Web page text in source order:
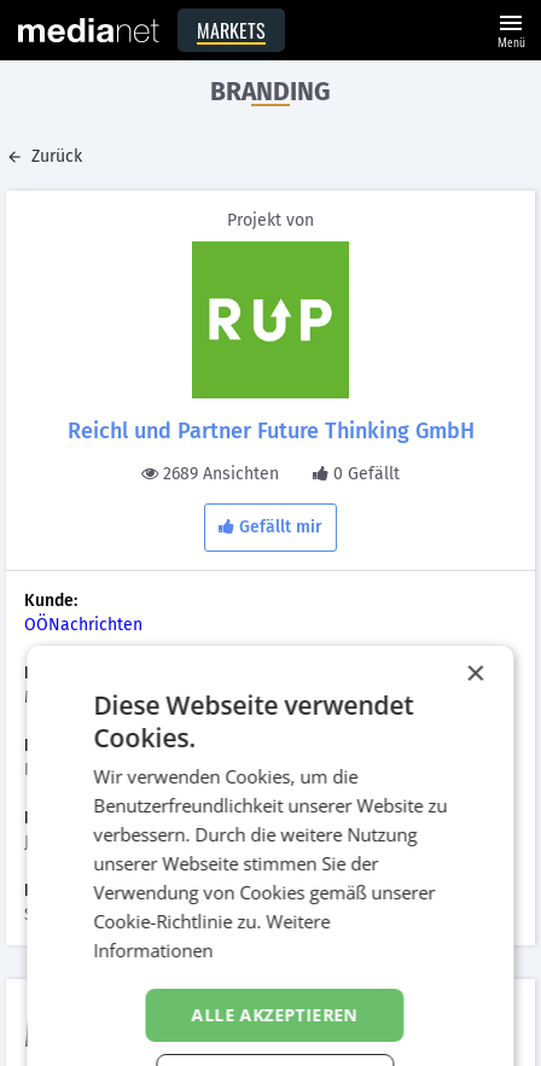
MARKETS menu
Menü
BRANDING
Zurück
Projekt von
Reichl und Partner Future Thinking GmbH
2689 Ansichten 0 Gefällt
Gefällt mir
Kunde:
OÖNachrichten
Branche:
Medien
Kampagnenart:
Print, Hörfunk und TV
Datum der Umsetzung:
Januar 2010
Hinzugefügt am:
September 2015
Mein erster Klick am
×
Diese Webseite verwendet
Cookies.
Wir verwenden Cookies, um die
Benutzerfreundlichkeit unserer Website zu
verbessern. Durch die weitere Nutzung
unserer Webseite stimmen Sie der
Verwendung von Cookies gemäß unserer
Cookie-Richtlinie zu.Weitere
Informationen
ALLE AKZEPTIEREN